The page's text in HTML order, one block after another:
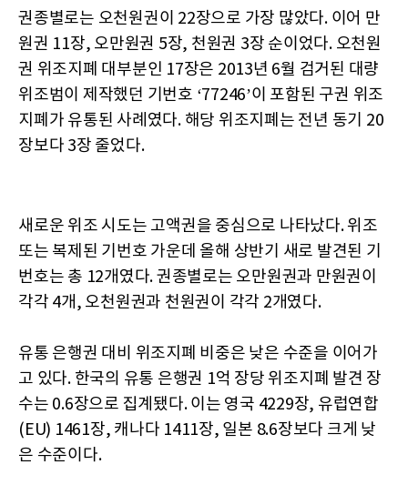
권종별로는 오천원권이 22장으로 가장 많았다. 이어 만
원권 11장, 오만원권 5장, 천원권 3장 순이었다. 오천원
권 위조지폐 대부분인 17장은 2013년 6월 검거된 대량
위조범이 제작했던 기번호 ‘77246’이 포함된 구권 위조
지폐가 유통된 사례였다. 해당 위조지폐는 전년 동기 20
장보다 3장 줄었다.
새로운 위조 시도는 고액권을 중심으로 나타났다. 위조
또는 복제된 기번호 가운데 올해 상반기 새로 발견된 기
번호는 총 12개였다. 권종별로는 오만원권과 만원권이
각각 4개, 오천원권과 천원권이 각각 2개였다.
유통 은행권 대비 위조지폐 비중은 낮은 수준을 이어가
고 있다. 한국의 유통 은행권 1억 장당 위조지폐 발견 장
수는 0.6장으로 집계됐다. 이는 영국 4229장, 유럽연합
(EU) 1461장, 캐나다 1411장, 일본 8.6장보다 크게 낮
은 수준이다.